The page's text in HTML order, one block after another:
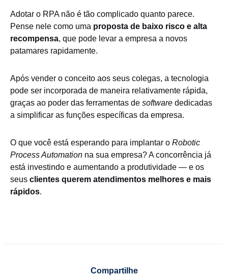
Adotar o RPA não é tão complicado quanto parece.
Pense nele como uma proposta de baixo risco e alta
recompensa, que pode levar a empresa a novos
patamares rapidamente.
Após vender o conceito aos seus colegas, a tecnologia
pode ser incorporada de maneira relativamente rápida,
graças ao poder das ferramentas de software dedicadas
a simplificar as funções específicas da empresa.
O que você está esperando para implantar o Robotic
Process Automation na sua empresa? A concorrência já
está investindo e aumentando a produtividade — e os
seus clientes querem atendimentos melhores e mais
rápidos.
Compartilhe